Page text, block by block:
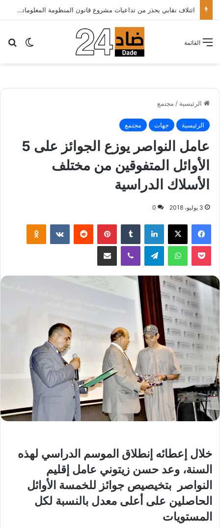
الأطباء الخواص يدعون أخنوش لتطبيق شعار الدولة الاجتماعية بتقليص كلفة العلاج على المرضى…
الوضع القائمة
الرئيسية / مجتمع
الرئيسية جهات مجتمع
عامل النواصر يوزع الجوائز على 5
الأوائل المتفوقين من مختلف
الأسلاك الدراسية
3 يوليو، 2018 0
لينكدإن بينتيريست
واتساب
خلال إعطائه إنطلاق الموسم الدراسي لهذه
السنة، وعد حسن زيتوني عامل إقليم
النواصر بتخيصيص جوائز للخمسة الأوائل
الحاصلين على أعلى معدل بالنسبة لكل
المستويات